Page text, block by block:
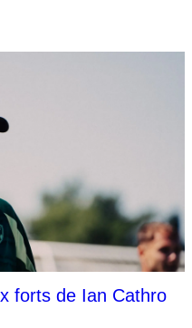
forts de Ian Cathro